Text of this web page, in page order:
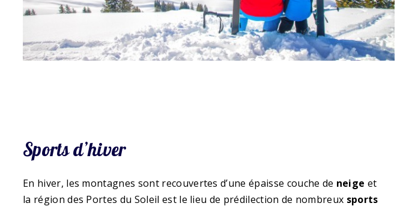
Sports d’hiver
En hiver, les montagnes sont recouvertes d’une épaisse couche de neige et
la région des Portes du Soleil est le lieu de prédilection de nombreux sports